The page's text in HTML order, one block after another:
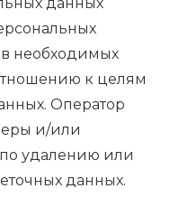
в необходимых
к целям
Оператор
и/или
удалению или
данных.